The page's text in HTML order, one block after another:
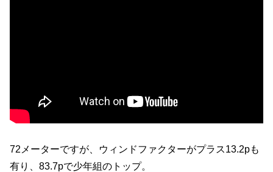
72メーターですが、ウィンドファクターがプラス13.2pも
有り、83.7pで少年組のトップ。